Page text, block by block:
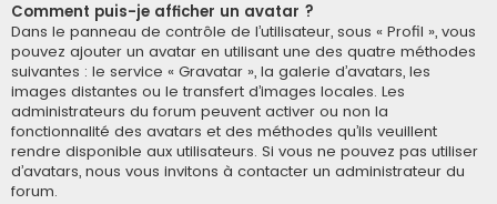
Comment puis-je afficher un avatar ?
Dans le panneau de contrôle de l’utilisateur, sous « Profil », vous
pouvez ajouter un avatar en utilisant une des quatre méthodes
suivantes : le service « Gravatar », la galerie d’avatars, les
images distantes ou le transfert d’images locales. Les
administrateurs du forum peuvent activer ou non la
fonctionnalité des avatars et des méthodes qu’ils veuillent
rendre disponible aux utilisateurs. Si vous ne pouvez pas utiliser
d’avatars, nous vous invitons à contacter un administrateur du
forum.